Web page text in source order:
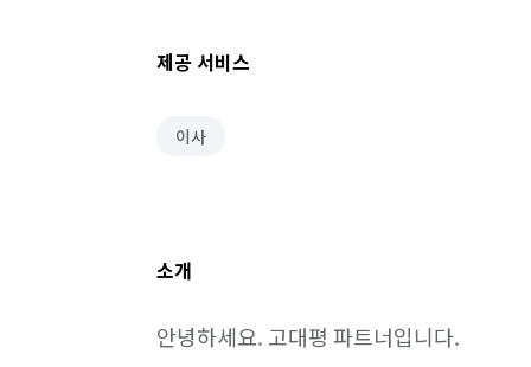
제공 서비스
이사
소개
안녕하세요. 고대평 파트너입니다.